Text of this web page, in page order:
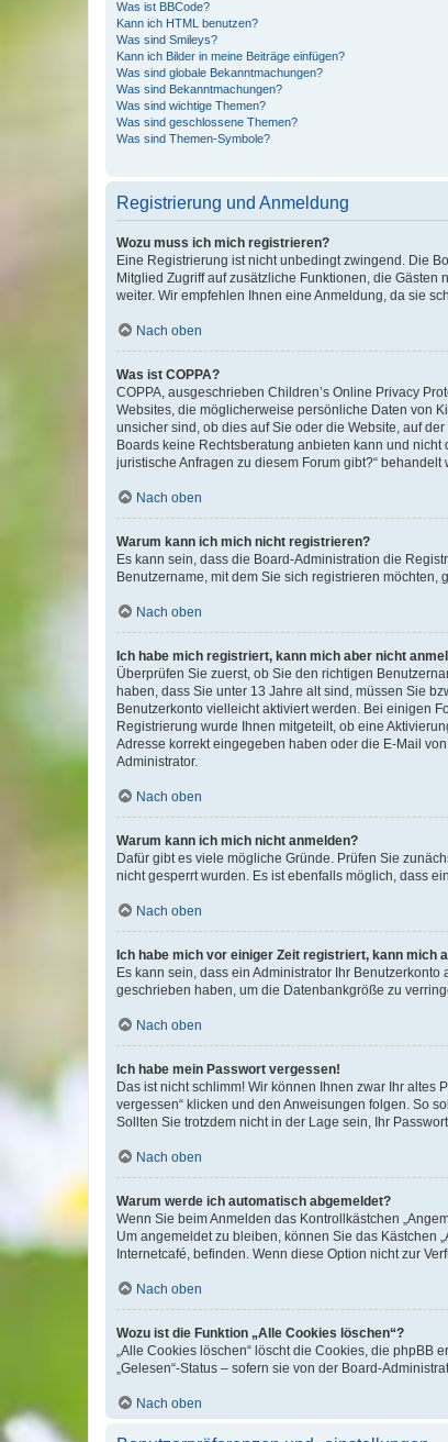
Was ist BBCode?
Kann ich HTML benutzen?
Was sind Smileys?
Kann ich Bilder in meine Beiträge einfügen?
Was sind globale Bekanntmachungen?
Was sind Bekanntmachungen?
Was sind wichtige Themen?
Was sind geschlossene Themen?
Was sind Themen-Symbole?
Registrierung und Anmeldung
Wozu muss ich mich registrieren?
Eine Registrierung ist nicht unbedingt zwingend. Die
Mitglied Zugriff auf zusätzliche Funktionen, die
weiter. Wir empfehlen Ihnen eine Anmeldung, da sie
Nach oben
Was ist COPPA?
COPPA, ausgeschrieben Children’s Online Privacy
Websites, die möglicherweise persönliche Daten von
unsicher sind, ob dies auf Sie oder die Website, auf
Boards keine Rechtsberatung anbieten kann und
juristische Anfragen zu diesem Forum gibt?“ behandelt
Nach oben
Warum kann ich mich nicht registrieren?
Es kann sein, dass die Board-Administration die
Benutzername, mit dem Sie sich registrieren möchten,
Nach oben
Ich habe mich registriert, kann mich aber nicht
Überprüfen Sie zuerst, ob Sie den richtigen
haben, dass Sie unter 13 Jahre alt sind, müssen Sie
Benutzerkonto vielleicht aktiviert werden. Bei einigen
Registrierung wurde Ihnen mitgeteilt, ob eine
Adresse korrekt eingegeben haben oder die E-Mail
Administrator.
Nach oben
Warum kann ich mich nicht anmelden?
Dafür gibt es viele mögliche Gründe. Prüfen Sie
nicht gesperrt wurden. Es ist ebenfalls möglich, dass
Nach oben
Ich habe mich vor einiger Zeit registriert, kann mich
Es kann sein, dass ein Administrator Ihr
geschrieben haben, um die Datenbankgröße zu
Nach oben
Ich habe mein Passwort vergessen!
Das ist nicht schlimm! Wir können Ihnen zwar Ihr altes
vergessen“ klicken und den Anweisungen folgen. So
Sollten Sie trotzdem nicht in der Lage sein, Ihr
Nach oben
Warum werde ich automatisch abgemeldet?
Wenn Sie beim Anmelden das Kontrollkästchen
Um angemeldet zu bleiben, können Sie das Kästchen
Internetcafé, befinden. Wenn diese Option nicht zur
Nach oben
Wozu ist die Funktion „Alle Cookies löschen“?
„Alle Cookies löschen“ löscht die Cookies, die
„Gelesen“-Status – sofern sie von der Board-
Nach oben